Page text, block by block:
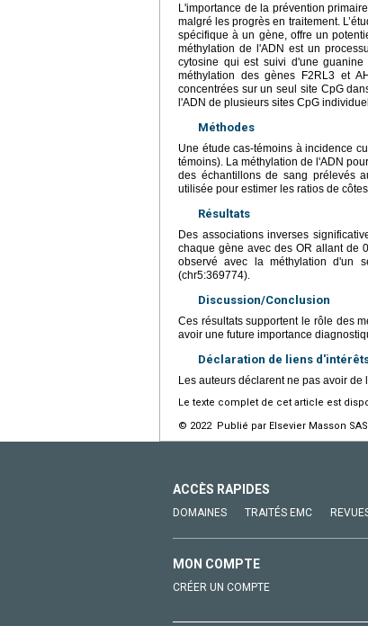
L'importance de la prévention
malgré les progrès en traitement.
spécifique à un gène, offre un
méthylation de l'ADN est un
cytosine qui est suivi d'une
méthylation des gènes F2RL3 et
concentrées sur un seul site CpG
l'ADN de plusieurs sites CpG
Méthodes
Une étude cas-témoins à incidence
témoins). La méthylation de l'ADN
des échantillons de sang prélevés
utilisée pour estimer les ratios de
Résultats
Des associations inverses
chaque gène avec des OR allant de
observé avec la méthylation d'un
(chr5:369774).
Discussion/Conclusion
Ces résultats supportent le rôle des
avoir une future importance
Déclaration de liens
Les auteurs déclarent ne pas avoir de
Le texte complet de cet article est
© 2022 Publié par Elsevier Masson
ACCÈS RAPIDES
DOMAINES TRAITÉS EMC
MON COMPTE
CRÉER UN COMPTE